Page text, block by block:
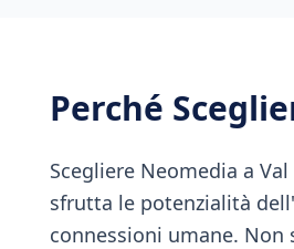
Perché
Scegliere Neomedia a
sfrutta le potenzialità
connessioni umane.